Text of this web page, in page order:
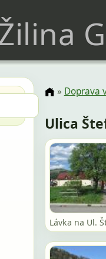
» Doprava
Ulica
Lávka na Ul.